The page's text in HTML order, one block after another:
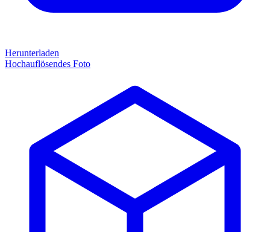
Herunterladen
Hochauflösendes Foto